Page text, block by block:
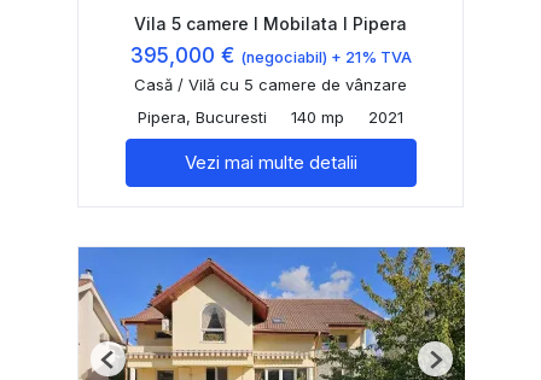
Vila 5 camere I Mobilata I Pipera
395,000 € (negociabil) + 21% TVA
Casă / Vilă cu 5 camere de vânzare
Pipera, Bucuresti
140 mp 2021
Vezi mai multe detalii
Previous Next